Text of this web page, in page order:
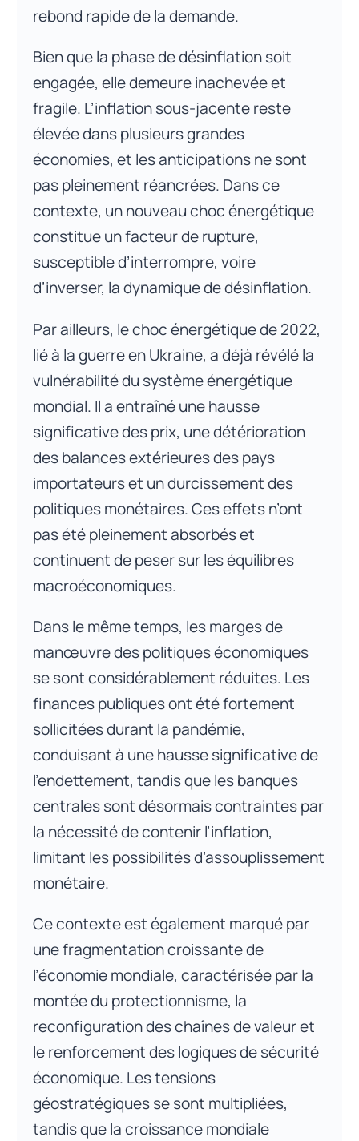
rebond rapide de la demande.
Bien que la phase de désinflation soit
engagée, elle demeure inachevée et
fragile. L’inflation sous-jacente reste
élevée dans plusieurs grandes
économies, et les anticipations ne sont
pas pleinement réancrées. Dans ce
contexte, un nouveau choc énergétique
constitue un facteur de rupture,
susceptible d’interrompre, voire
d’inverser, la dynamique de désinflation.
Par ailleurs, le choc énergétique de 2022,
lié à la guerre en Ukraine, a déjà révélé la
vulnérabilité du système énergétique
mondial. Il a entraîné une hausse
significative des prix, une détérioration
des balances extérieures des pays
importateurs et un durcissement des
politiques monétaires. Ces effets n’ont
pas été pleinement absorbés et
continuent de peser sur les équilibres
macroéconomiques.
Dans le même temps, les marges de
manœuvre des politiques économiques
se sont considérablement réduites. Les
finances publiques ont été fortement
sollicitées durant la pandémie,
conduisant à une hausse significative de
l’endettement, tandis que les banques
centrales sont désormais contraintes par
la nécessité de contenir l’inflation,
limitant les possibilités d’assouplissement
monétaire.
Ce contexte est également marqué par
une fragmentation croissante de
l’économie mondiale, caractérisée par la
montée du protectionnisme, la
reconfiguration des chaînes de valeur et
le renforcement des logiques de sécurité
économique. Les tensions
géostratégiques se sont multipliées,
tandis que la croissance mondiale